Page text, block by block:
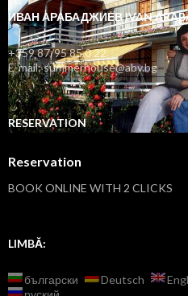
ИВАН АРАБАДЖИЕВ IVAN
+359 87/95 85 0 22
E-mail: summerhouse@abv.bg
RESERVATION
Reservation
BOOK ONLINE WITH 2 CLICKS
LIMBĂ:
български Deutsch